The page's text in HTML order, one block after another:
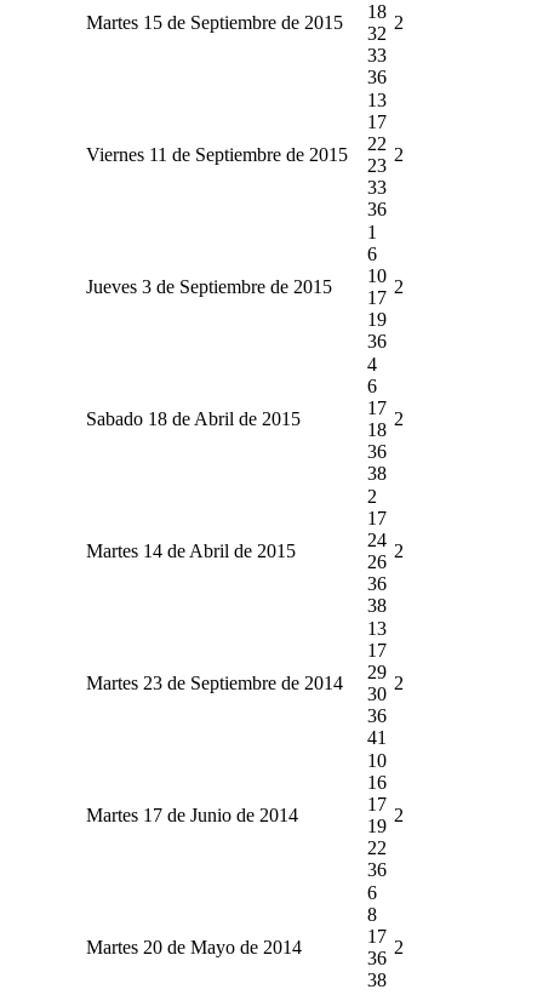
Martes 15 de Septiembre de 2015
18
32
33
36
2
Viernes 11 de Septiembre de 2015
13
17
22
23
33
36
2
Jueves 3 de Septiembre de 2015
1
6
10
17
19
36
2
Sabado 18 de Abril de 2015
4
6
17
18
36
38
2
Martes 14 de Abril de 2015
2
17
24
26
36
38
2
Martes 23 de Septiembre de 2014
13
17
29
30
36
41
2
Martes 17 de Junio de 2014
10
16
17
19
22
36
2
Martes 20 de Mayo de 2014
6
8
17
36
38
2